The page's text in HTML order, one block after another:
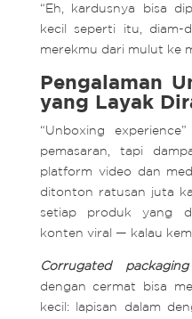
“Eh, kardusnya bisa
kecil seperti itu, diam-
merekmu dari mulut ke
Pengalaman
yang Layak
“Unboxing
pemasaran, tapi
platform video dan
ditonton ratusan juta
setiap produk yang
konten viral — kalau
Corrugated
dengan cermat bisa
kecil: lapisan dalam